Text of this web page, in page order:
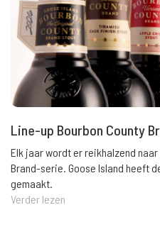
Line-up Bourbon County
Elk jaar wordt er reikhalzend
Brand-serie. Goose Island heeft
gemaakt.
Verder lezen